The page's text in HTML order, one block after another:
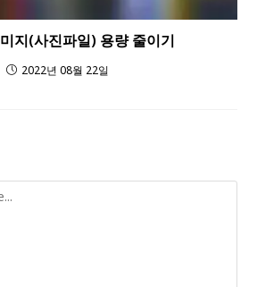
지(사진파일) 용량 줄이기
2022년 08월 22일